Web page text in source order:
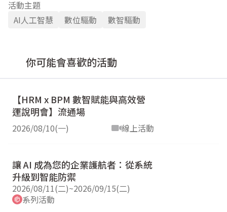
活動主題
AI人工智慧
數位驅動 數智驅動
你可能會喜歡的活動
【HRM x BPM 數智賦能與高效營
運說明會】流通場
2026/08/10(一) 線上活動
讓 AI 成為您的企業護航者：從系統
升級到智能防禦
2026/08/11(二)~2026/09/15(二)
系列活動